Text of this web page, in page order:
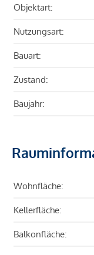
Objektart:
Nutzungsart:
Bauart:
Zustand:
Baujahr:
Wohnfläche:
Kellerfläche:
Balkonfläche: